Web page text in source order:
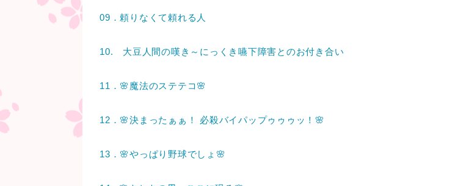
09．頼りなくて頼れる人
10. 大豆人間の嘆き～にっくき嚥下障害とのお付き合い
11．🌸魔法のステテコ🌸
12．🌸決まったぁぁ！ 必殺バイパップゥゥゥッ！🌸
13．🌸やっぱり野球でしょ🌸